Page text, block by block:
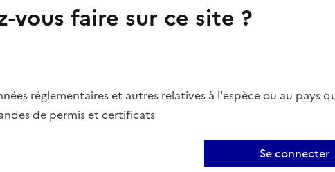
vous faire sur ce site ?
réglementaires et autres relatives à l'espèce ou au pays
de permis et certificats
Se connecter